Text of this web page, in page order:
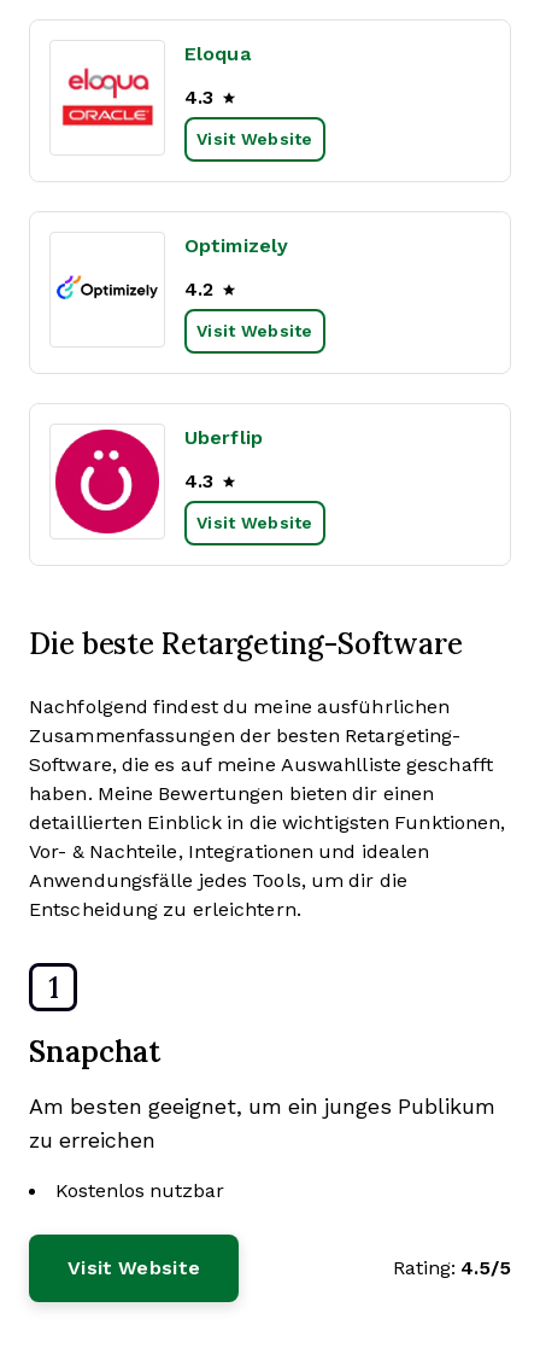
Eloqua
4.3
Visit Website
Optimizely
4.2
Visit Website
Uberflip
4.3
Visit Website
Die beste Retargeting-Software
Nachfolgend findest du meine ausführlichen
Zusammenfassungen der besten Retargeting-
Software, die es auf meine Auswahlliste geschafft
haben. Meine Bewertungen bieten dir einen
detaillierten Einblick in die wichtigsten Funktionen,
Vor- & Nachteile, Integrationen und idealen
Anwendungsfälle jedes Tools, um dir die
Entscheidung zu erleichtern.
1
Snapchat
Am besten geeignet, um ein junges Publikum
zu erreichen
Kostenlos nutzbar
Visit Website Rating: 4.5/5